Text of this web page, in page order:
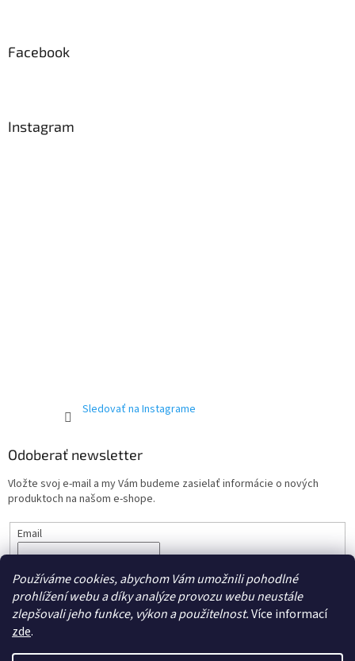
Používáme cookies, abychom Vám umožnili pohodlné
prohlížení webu a díky analýze provozu webu neustále
zlepšovali jeho funkce, výkon a použitelnost.Více informací
zde.
Facebook
Instagram
Sledovať na Instagrame
Odoberať newsletter
Vložte svoj e-mail a my Vám budeme zasielať informácie o nových
produktoch na našom e-shope.
Email
údajov.
PRIHLÁSIŤ SA